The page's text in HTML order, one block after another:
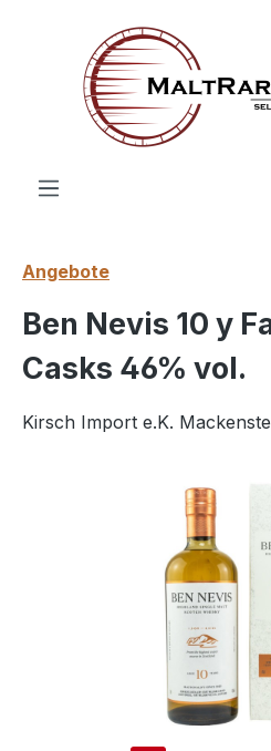
Angebote
Ben Nevis 10 y
Casks 46% vol.
Kirsch Import e.K.
Bildergalerie überspringen